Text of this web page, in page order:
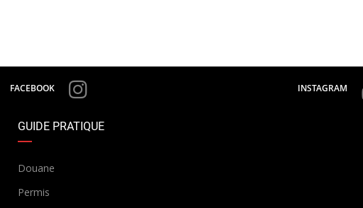
FACEBOOK INSTAGRAM
GUIDE PRATIQUE
Douane
Permis